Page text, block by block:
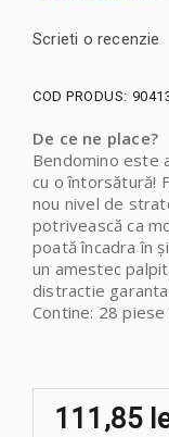
Scrieti o recenzie
COD PRODUS:
De ce ne place?
Bendomino este
cu o întorsătură!
nou nivel de
potrivească ca
poată încadra în
un amestec
distractie
Contine: 28
111,85